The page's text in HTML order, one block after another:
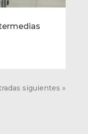
siguientes »